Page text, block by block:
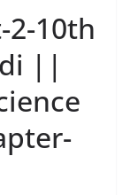
10th
||